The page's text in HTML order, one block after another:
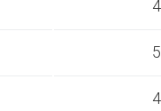
4
5
4